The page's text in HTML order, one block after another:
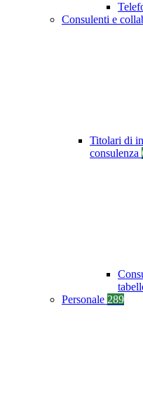
Consulenti e
Titolari di
consulenza
Personale 289